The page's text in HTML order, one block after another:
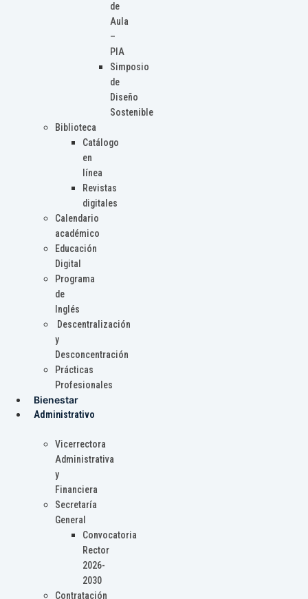
de
Aula
–
PIA
Simposio
de
Diseño
Sostenible
Biblioteca
Catálogo
en
línea
Revistas
digitales
Calendario
académico
Educación
Digital
Programa
de
Inglés
Descentralización
y
Desconcentración
Prácticas
Profesionales
Bienestar
Administrativo
Vicerrectora
Administrativa
y
Financiera
Secretaría
General
Convocatoria
Rector
2026-
2030
Contratación